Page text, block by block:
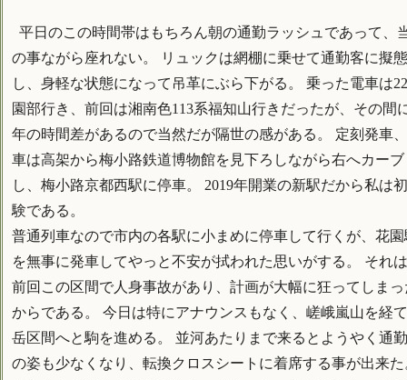
平日のこの時間帯はもちろん朝の通勤ラッシュであって、
の事ながら座れない。 リュックは網棚に乗せて通勤客に擬態
し、身軽な状態になって吊革にぶら下がる。 乗った電車は
園部行き、前回は湘南色113系福知山行きだったが、その間
年の時間差があるので当然だが隔世の感がある。 定刻発車
車は高架から梅小路鉄道博物館を見下ろしながら右へカーブ
し、梅小路京都西駅に停車。 2019年開業の新駅だから私は
験である。
普通列車なので市内の各駅に小まめに停車して行くが、花園
を無事に発車してやっと不安が拭われた思いがする。 それ
前回この区間で人身事故があり、計画が大幅に狂ってしまっ
からである。 今日は特にアナウンスもなく、嵯峨嵐山を経
岳区間へと駒を進める。 並河あたりまで来るとようやく通
の姿も少なくなり、転換クロスシートに着席する事が出来た